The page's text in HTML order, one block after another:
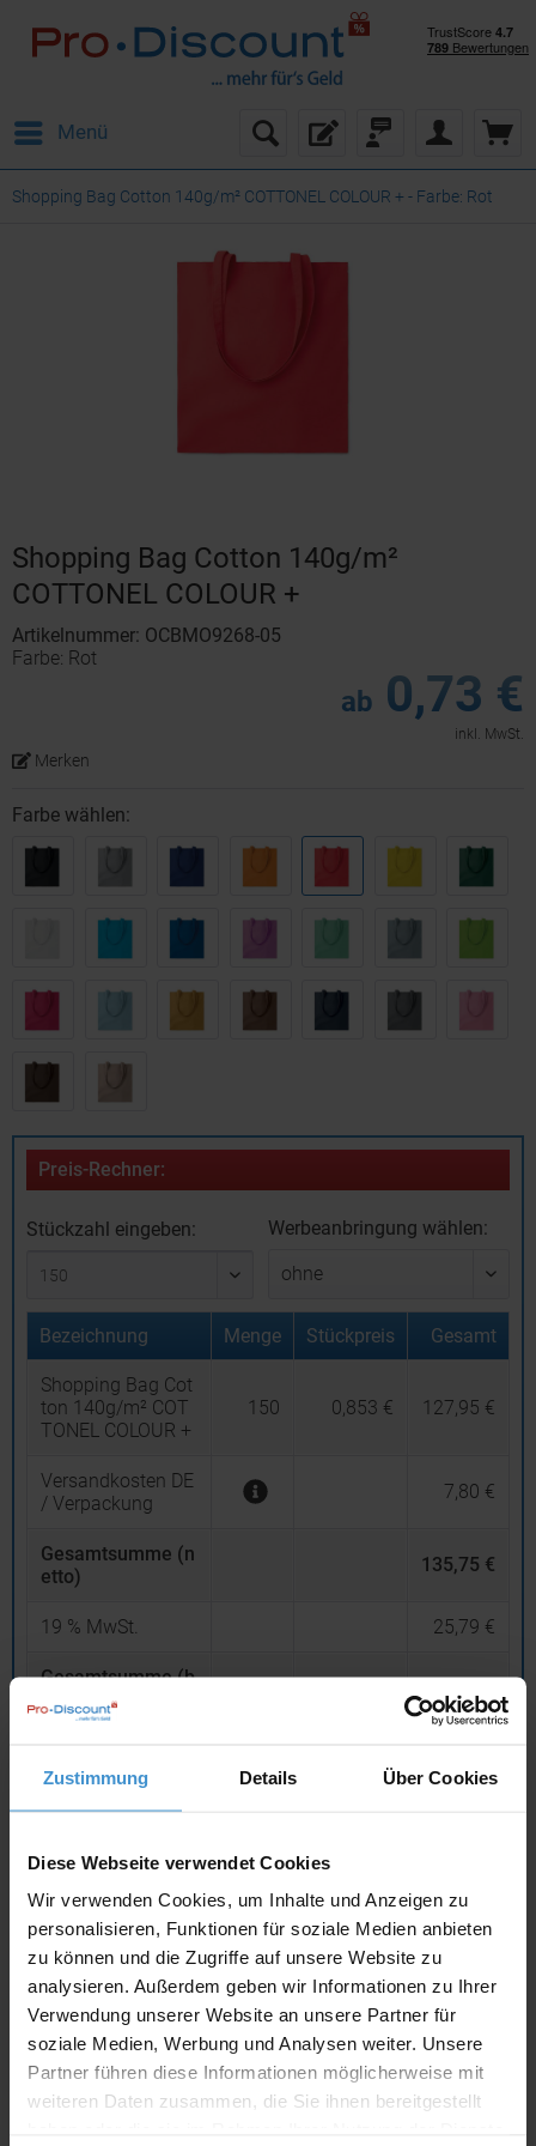
Zustimmung Details Über Cookies
Diese Webseite verwendet Cookies
Wir verwenden Cookies, um Inhalte und Anzeigen zu
personalisieren, Funktionen für soziale Medien anbieten
zu können und die Zugriffe auf unsere Website zu
analysieren. Außerdem geben wir Informationen zu Ihrer
Verwendung unserer Website an unsere Partner für
soziale Medien, Werbung und Analysen weiter. Unsere
Partner führen diese Informationen möglicherweise mit
weiteren Daten zusammen, die Sie ihnen bereitgestellt
Menü
Shopping Bag Cotton 140g/m² COTTONEL COLOUR + - Farbe: Rot
Shopping Bag Cotton 140g/m²
COTTONEL COLOUR +
Artikelnummer: OCBMO9268-05
Farbe: Rot
ab 0,73 €
inkl. MwSt.
Merken
Farbe wählen:
Preis-Rechner:
Stückzahl eingeben: Werbeanbringung wählen:
Bezeichnung Menge Stückpreis Gesamt
Shopping Bag Cot
ton 140g/m² COT
TONEL COLOUR +
150 0,853 € 127,95 €
Versandkosten DE
/ Verpackung
7,80 €
Gesamtsumme (n
etto)
135,75 €
19 % MwSt. 25,79 €
Gesamtsumme (b
rutto)
inklusive 19 % MwSt.
161,54 €
netto Privatkunden brutto
Angebot drucken
Individuelle Anfrage
Lieferzeiten
Artikel mit Werbeanbringung: ca. 10 Werktage